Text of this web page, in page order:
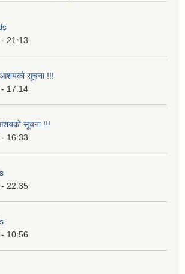
21:13
आशयको सूचना !!!
17:14
सूचना !!!
16:33
22:35
10:56